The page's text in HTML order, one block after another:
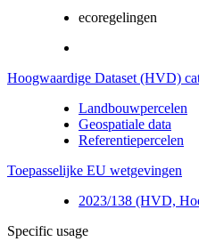
ecoregelingen
Hoogwaardige Dataset (HVD)
Landbouwpercelen
Geospatiale data
Referentiepercelen
Toepasselijke EU wetgevingen
2023/138 (HVD,
Specific usage